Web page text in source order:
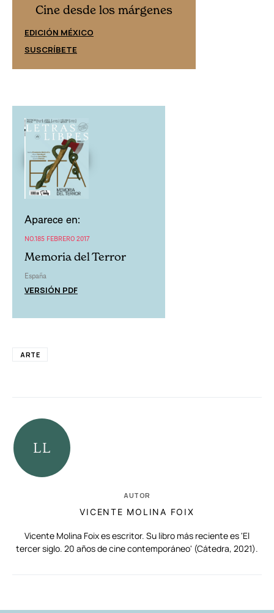
Cine desde los márgenes
EDICIÓN MÉXICO
SUSCRÍBETE
Aparece en:
NO.185 FEBRERO 2017
Memoria del Terror
España
VERSIÓN PDF
ARTE
AUTOR
VICENTE MOLINA FOIX
Vicente Molina Foix es escritor. Su libro más reciente es 'El
tercer siglo. 20 años de cine contemporáneo' (Cátedra, 2021).